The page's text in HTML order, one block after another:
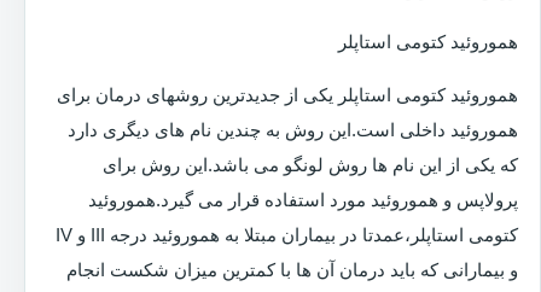
هموروئید کتومی استاپلر
هموروئید کتومی استاپلر یکی از جدیدترین روشهای درمان برای
هموروئید داخلی است.این روش به چندین نام های دیگری دارد
که یکی از این نام ها روش لونگو می باشد.این روش برای
پرولاپس و هموروئید مورد استفاده قرار می گیرد.هموروئید
کتومی استاپلر،عمدتا در بیماران مبتلا به هموروئید درجه III و IV
و بیمارانی که باید درمان آن ها با کمترین میزان شکست انجام